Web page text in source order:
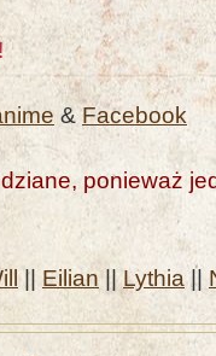
&Facebook
ponieważ
|| Eilian || Lythia||